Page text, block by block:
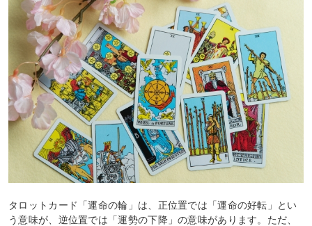
タロットカード「運命の輪」は、正位置では「運命の好転」とい
う意味が、逆位置では「運勢の下降」の意味があります。ただ、